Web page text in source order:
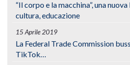
“Il corpo e la macchina”, una
cultura, educazione
15 Aprile 2019
La Federal Trade Commission
TikTok…